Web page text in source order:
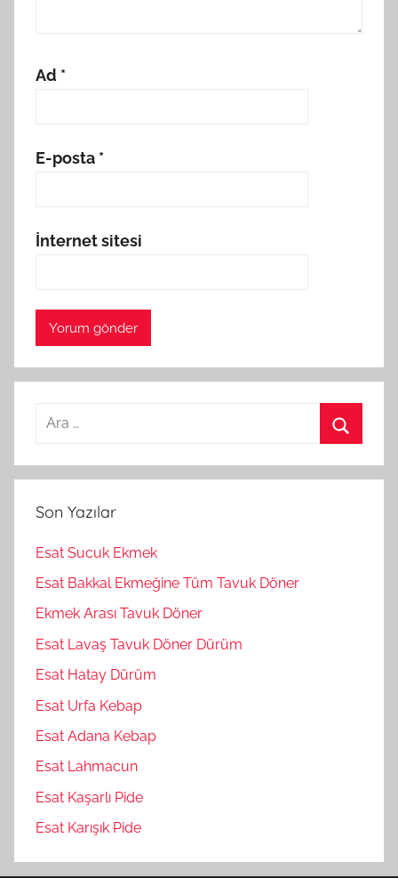
Ad *
E-posta *
İnternet sitesi
a
a
r
Son Yazılar
Esat Sucuk Ekmek
Esat Bakkal Ekmeğine Tüm Tavuk Döner
Ekmek Arası Tavuk Döner
Esat Lavaş Tavuk Döner Dürüm
Esat Hatay Dürüm
Esat Urfa Kebap
Esat Adana Kebap
Esat Lahmacun
Esat Kaşarlı Pide
Esat Karışık Pide